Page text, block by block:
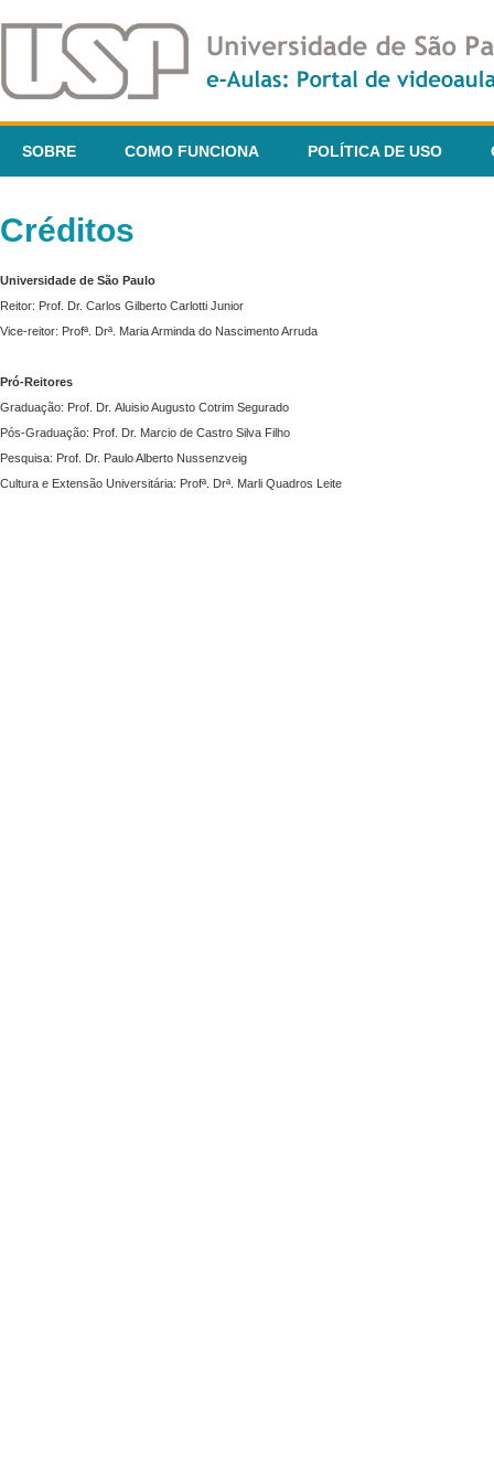
SOBRE COMO FUNCIONA POLÍTICA DE USO
Créditos
Universidade de São Paulo
Reitor: Prof. Dr. Carlos Gilberto Carlotti Junior
Vice-reitor: Profª. Drª. Maria Arminda do Nascimento Arruda
Pró-Reitores
Graduação: Prof. Dr. Aluisio Augusto Cotrim Segurado
Pós-Graduação: Prof. Dr. Marcio de Castro Silva Filho
Pesquisa: Prof. Dr. Paulo Alberto Nussenzveig
Cultura e Extensão Universitária: Profª. Drª. Marli Quadros Leite